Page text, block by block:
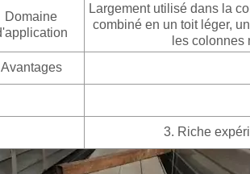
Domaine
Largement utilisé dans la
combiné en un toit léger,
les colonnes
Avantages
3. Riche